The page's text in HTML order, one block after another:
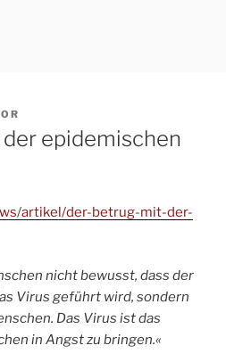
epidemischen
artikel/der-betrug-mit-der-
nicht bewusst, dass der
Virus geführt wird, sondern
Das Virus ist das
in Angst zu bringen.«